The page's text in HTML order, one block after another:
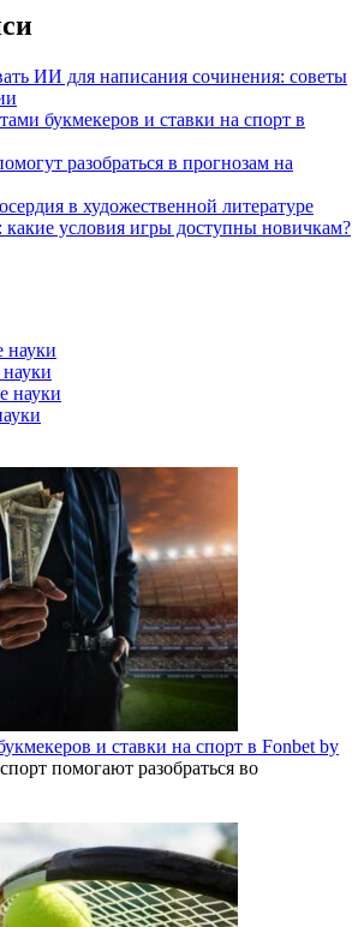
ИИ для написания сочинения: советы
букмекеров и ставки на спорт в
разобраться в прогнозам на
в художественной литературе
какие условия игры доступны новичкам?
науки
науки
и ставки на спорт в Fonbet by
помогают разобраться во